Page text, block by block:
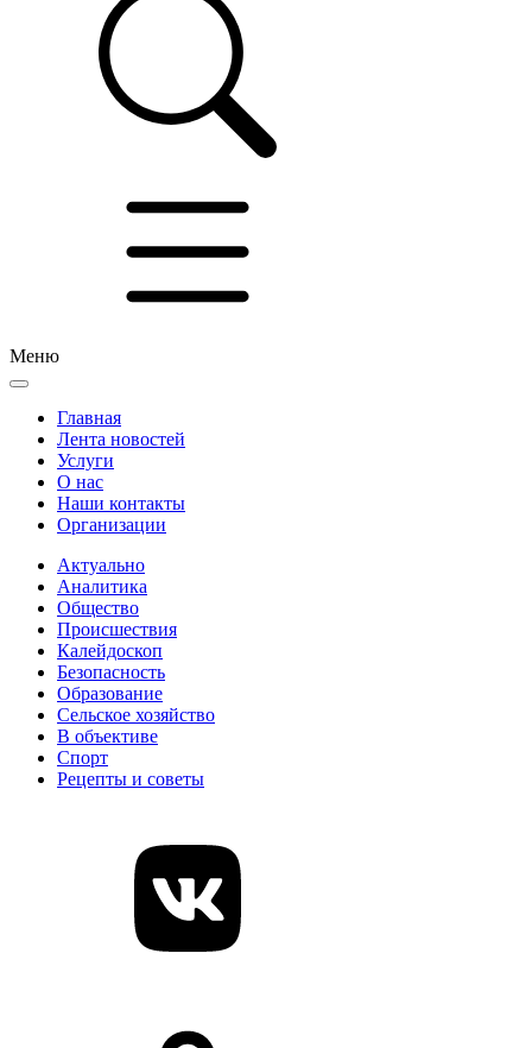
Меню
Главная
Лента новостей
Услуги
О нас
Наши контакты
Организации
Актуально
Аналитика
Общество
Происшествия
Калейдоскоп
Безопасность
Образование
Сельское хозяйство
В объективе
Спорт
Рецепты и советы